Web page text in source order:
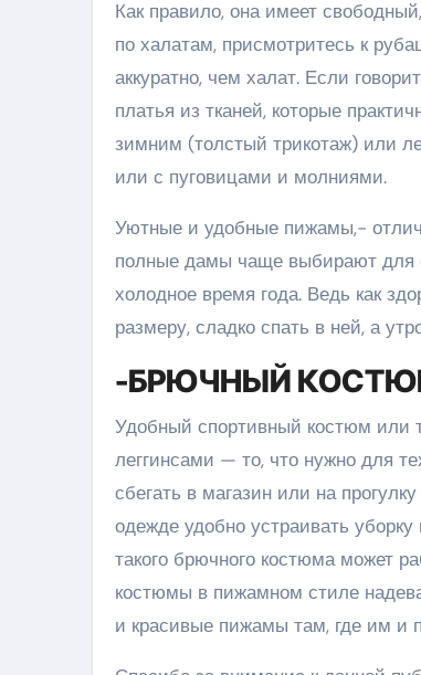
Как правило, она имеет
по халатам, присмотритесь к
аккуратно, чем халат. Если
платья из тканей, которые
зимним (толстый трикотаж) или
или с пуговицами и молниями.
Уютные и удобные пижамы,-
полные дамы чаще выбирают для
холодное время года. Ведь как
размеру, сладко спать в ней, а
-БРЮЧНЫЙ
Удобный спортивный костюм или
леггинсами — то, что нужно для
сбегать в магазин или на
одежде удобно устраивать
такого брючного костюма может
костюмы в пижамном стиле
и красивые пижамы там, где им и